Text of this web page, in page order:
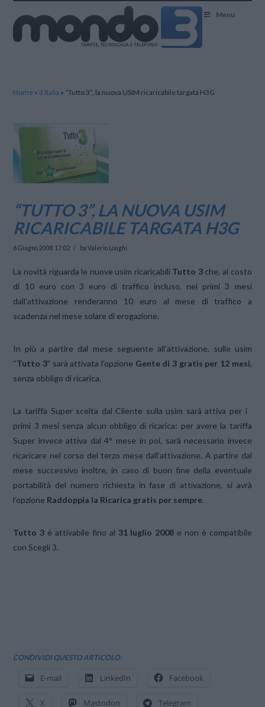
Menu
Home »3 Italia » “Tutto 3”, la nuova USIM ricaricabile targata H3G
“TUTTO 3”, LA NUOVA USIM
RICARICABILE TARGATA H3G
6 Giugno 2008 17:02 by Valerio Longhi
La novità riguarda le nuove usim ricaricabili Tutto 3che, al costo
di 10 euro con 3 euro di traffico incluso, nei primi 3 mesi
dall’attivazione renderanno 10 euro al mese di traffico a
scadenza nel mese solare di erogazione.
In più a partire dal mese seguente all’attivazione, sulle usim
“Tutto 3” sarà attivata l’opzione Gente di 3 gratis per 12 mesi,
senza obbligo di ricarica.
La tariffa Super scelta dal Cliente sulla usim sarà attiva per i
primi 3 mesi senza alcun obbligo di ricarica: per avere la tariffa
Super invece attiva dal 4° mese in poi, sarà necessario invece
ricaricare nel corso del terzo mese dall’attivazione. A partire dal
mese successivo inoltre, in caso di buon fine della eventuale
portabilità del numero richiesta in fase di attivazione, si avrà
l’opzione Raddoppia la Ricarica gratis per sempre.
Tutto 3 è attivabile fino al 31 luglio 2008 e non è compatibile
con Scegli 3.
CONDIVIDI QUESTO ARTICOLO:
E-mail LinkedIn Facebook
X Mastodon Telegram